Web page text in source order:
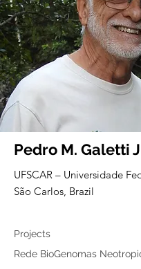
Pedro M. Galetti
UFSCAR – Universidade
São Carlos, Brazil
Projects
Rede BioGenomas